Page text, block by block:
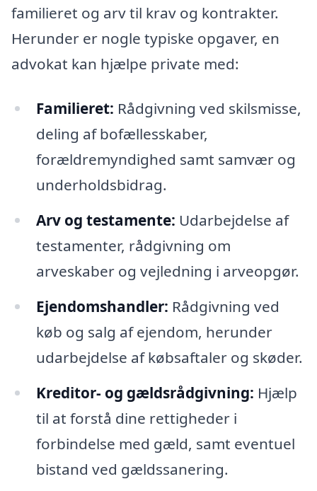
familieret og arv til krav og kontrakter.
Herunder er nogle typiske opgaver, en
advokat kan hjælpe private med:
Familieret: Rådgivning ved skilsmisse,
deling af bofællesskaber,
forældremyndighed samt samvær og
underholdsbidrag.
Arv og testamente: Udarbejdelse af
testamenter, rådgivning om
arveskaber og vejledning i arveopgør.
Ejendomshandler: Rådgivning ved
køb og salg af ejendom, herunder
udarbejdelse af købsaftaler og skøder.
Kreditor- og gældsrådgivning: Hjælp
til at forstå dine rettigheder i
forbindelse med gæld, samt eventuel
bistand ved gældssanering.